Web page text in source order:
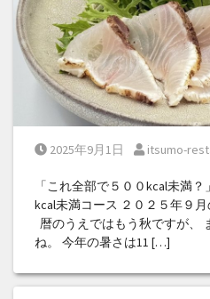
Posted on
2025年9月1日 Posted by
itsumo-
「これ全部で５００kcal未満
kcal未満コース ２０２５年９
暦のうえではもう秋ですが、
ね。 今年の暑さは11 […]